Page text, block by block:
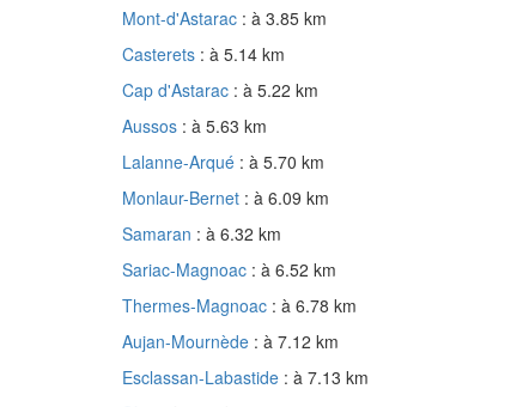
Mont-d'Astarac : à 3.85 km
Casterets : à 5.14 km
Cap d'Astarac : à 5.22 km
Aussos : à 5.63 km
Lalanne-Arqué : à 5.70 km
Monlaur-Bernet : à 6.09 km
Samaran : à 6.32 km
Sariac-Magnoac : à 6.52 km
Thermes-Magnoac : à 6.78 km
Aujan-Mournède : à 7.12 km
Esclassan-Labastide : à 7.13 km